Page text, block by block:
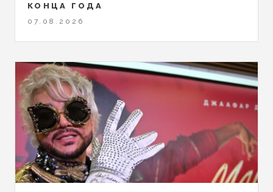
КОНЦА ГОДА
07.08.2026